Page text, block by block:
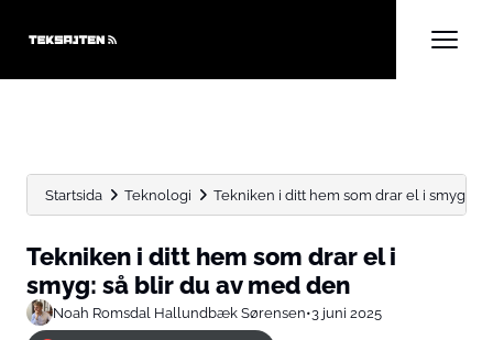
Startsida Teknologi Tekniken i ditt hem som drar el i smyg: så...
Tekniken i ditt hem som drar el i
smyg: så blir du av med den
Noah Romsdal Hallundbæk Sørensen•3 juni 2025